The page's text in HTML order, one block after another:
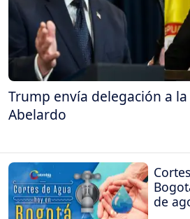
Trump envía delegación a
Abelardo
de